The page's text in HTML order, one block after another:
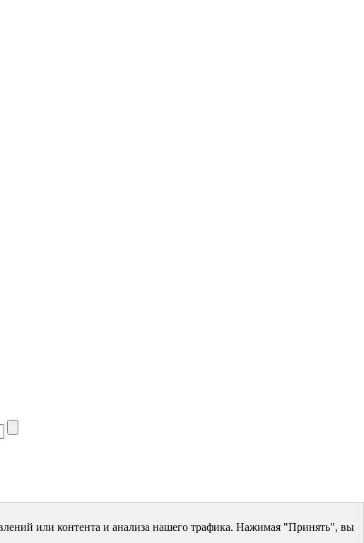
или контента и анализа нашего трафика. Нажимая "Принять", вы